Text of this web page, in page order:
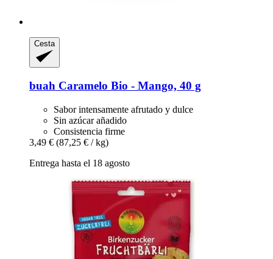
Cesta
buah Caramelo Bio -​ Mango, 40 g
Sabor intensamente afrutado y dulce
Sin azúcar añadido
Consistencia firme
3,49 € (87,25 € / kg)
Entrega hasta el 18 agosto